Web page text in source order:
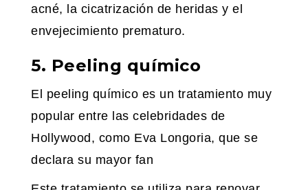
acné, la cicatrización de heridas y el
envejecimiento prematuro.
5. Peeling químico
El peeling químico es un tratamiento muy
popular entre las celebridades de
Hollywood, como Eva Longoria, que se
declara su mayor fan